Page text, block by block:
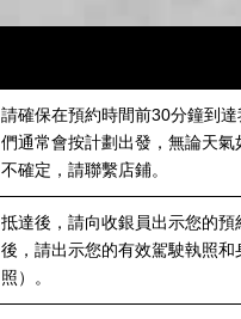
請確保在預約時間前30分鐘到
們通常會按計劃出發，無論天氣
不確定，請聯繫店鋪。
抵達後，請向收銀員出示您的預
後，請出示您的有效駕駛執照和
照）。